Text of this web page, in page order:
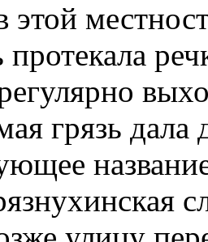
этой
протекала
грязь дала